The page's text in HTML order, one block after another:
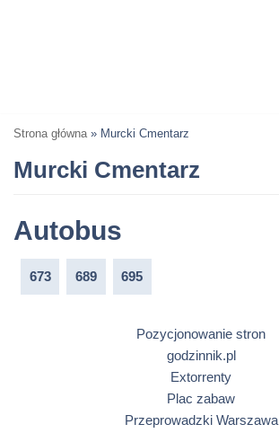
Strona główna » Murcki Cmentarz
Murcki Cmentarz
Autobus
673 689 695
Pozycjonowanie stron
godzinnik.pl
Extorrenty
Plac zabaw
Przeprowadzki Warszawa